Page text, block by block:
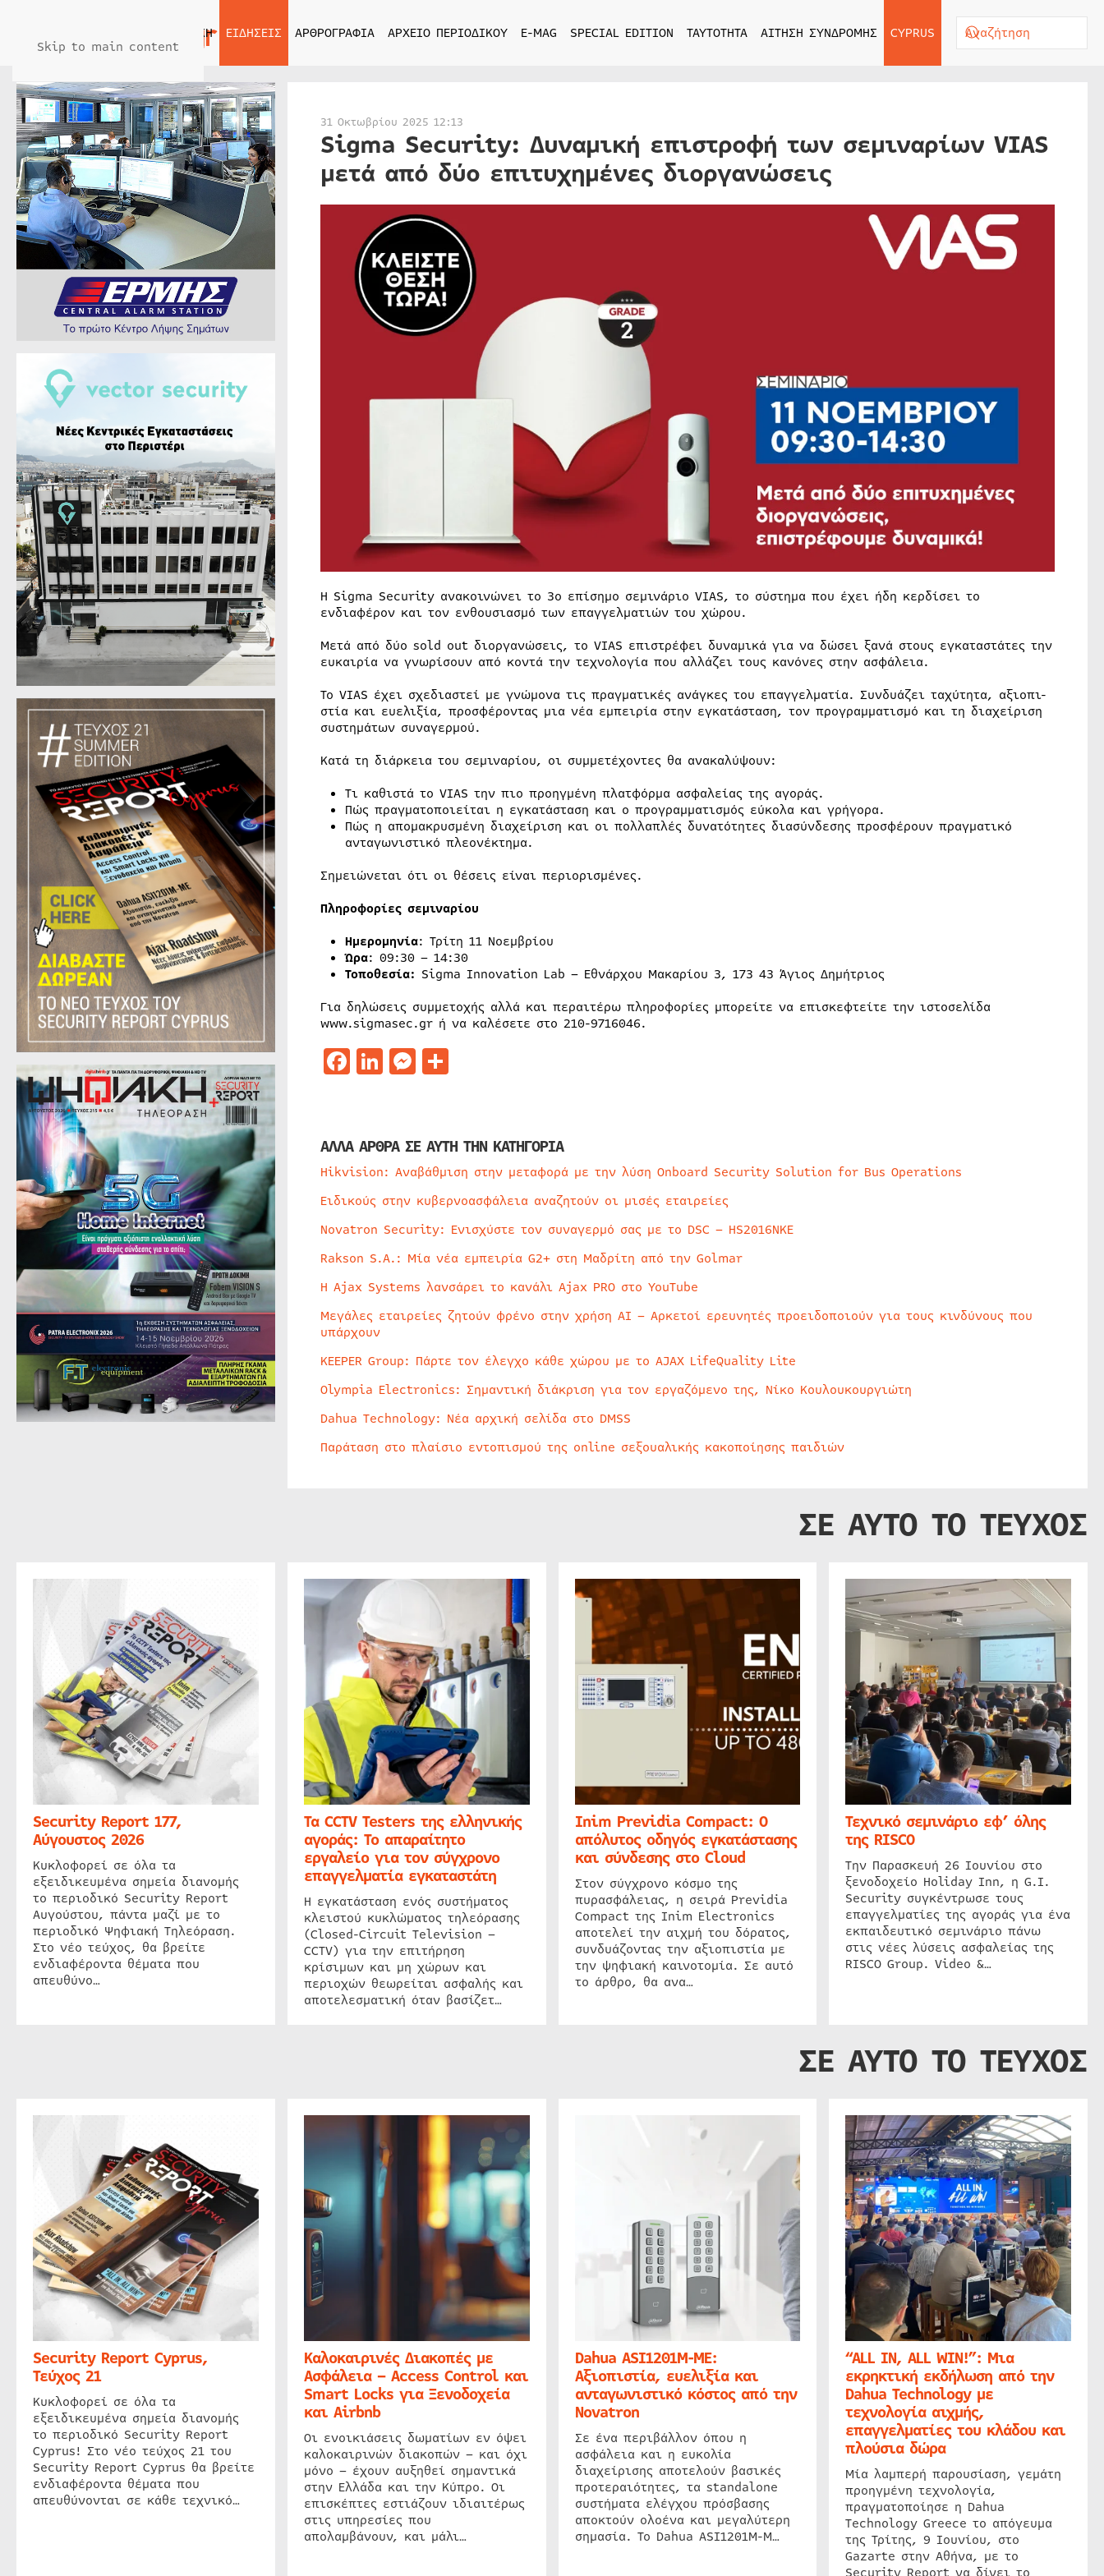
Skip to main content
ΑΡΧΙΚΗ ΕΙΔΗΣΕΙΣ ΑΡΘΡΟΓΡΑΦΙΑ ΑΡΧΕΙΟ ΠΕΡΙΟΔΙΚΟΥ E-MAG SPECIAL EDITION ΤΑΥΤΟΤΗΤΑ ΑΙΤΗΣΗ ΣΥΝΔΡΟΜΗΣ CYPRUS
31 Οκτωβρίου 2025 12:13
Sigma Security: Δυναμική επιστροφή των σεμιναρίων VIAS
μετά από δύο επιτυχημένες διοργανώσεις
Η Sigma Security ανακοινώνει το 3ο επίσημο σεμινάριο VIAS, το σύστημα που έχει ήδη κερδίσει το
ενδιαφέρον και τον ενθουσιασμό των επαγγελματιών του χώρου.
Μετά από δύο sold out διοργανώσεις, το VIAS επιστρέφει δυναμικά για να δώσει ξανά στους εγκαταστάτες την
ευκαιρία να γνωρίσουν από κοντά την τεχνολογία που αλλάζει τους κανόνες στην ασφάλεια.
Το VIAS έχει σχεδιαστεί με γνώμονα τις πραγματικές ανάγκες του επαγγελματία. Συνδυάζει ταχύτητα, αξιοπι-
στία και ευελιξία, προσφέροντας μια νέα εμπειρία στην εγκατάσταση, τον προγραμματισμό και τη διαχείριση
συστημάτων συναγερμού.
Κατά τη διάρκεια του σεμιναρίου, οι συμμετέχοντες θα ανακαλύψουν:
Τι καθιστά το VIAS την πιο προηγμένη πλατφόρμα ασφαλείας της αγοράς.
Πώς πραγματοποιείται η εγκατάσταση και ο προγραμματισμός εύκολα και γρήγορα.
Πώς η απομακρυσμένη διαχείριση και οι πολλαπλές δυνατότητες διασύνδεσης προσφέρουν πραγματικό
ανταγωνιστικό πλεονέκτημα.
Σημειώνεται ότι οι θέσεις είναι περιορισμένες.
Πληροφορίες σεμιναρίου
Ημερομηνία: Τρίτη 11 Νοεμβρίου
Ώρα: 09:30 – 14:30
Τοποθεσία: Sigma Innovation Lab – Εθνάρχου Μακαρίου 3, 173 43 Άγιος Δημήτριος
Για δηλώσεις συμμετοχής αλλά και περαιτέρω πληροφορίες μπορείτε να επισκεφτείτε την ιστοσελίδα
www.sigmasec.gr ή να καλέσετε στο 210-9716046.
Facebook
LinkedIn
Messenger
Μοιραστείτε
ΑΛΛΑ ΑΡΘΡΑ ΣΕ ΑΥΤΗ ΤΗΝ ΚΑΤΗΓΟΡΙΑ
Hikvision: Αναβάθμιση στην μεταφορά με την λύση Onboard Security Solution for Bus Operations
Ειδικούς στην κυβερνοασφάλεια αναζητούν οι μισές εταιρείες
Novatron Security: Ενισχύστε τον συναγερμό σας με το DSC – HS2016NKE
Rakson S.A.: Μία νέα εμπειρία G2+ στη Μαδρίτη από την Golmar
Η Ajax Systems λανσάρει το κανάλι Ajax PRO στο YouTube
Μεγάλες εταιρείες ζητούν φρένο στην χρήση AI – Αρκετοί ερευνητές προειδοποιούν για τους κινδύνους που
υπάρχουν
KEEPER Group: Πάρτε τον έλεγχο κάθε χώρου με το AJAX LifeQuality Lite
Olympia Electronics: Σημαντική διάκριση για τον εργαζόμενο της, Νίκο Κουλουκουργιώτη
Dahua Technology: Νέα αρχική σελίδα στο DMSS
Παράταση στο πλαίσιο εντοπισμού της online σεξουαλικής κακοποίησης παιδιών
ΣΕ ΑΥΤΟ ΤΟ ΤΕΥΧΟΣ
Security Report 177,
Αύγουστος 2026
Κυκλοφορεί σε όλα τα
εξειδικευμένα σημεία διανομής
το περιοδικό Security Report
Αυγούστου, πάντα μαζί με το
περιοδικό Ψηφιακή Τηλεόραση.
Στο νέο τεύχος, θα βρείτε
ενδιαφέροντα θέματα που
απευθύνο…
Τα CCTV Testers της ελληνικής
αγοράς: Το απαραίτητο
εργαλείο για τον σύγχρονο
επαγγελματία εγκαταστάτη
Η εγκατάσταση ενός συστήματος
κλειστού κυκλώματος τηλεόρασης
(Closed-Circuit Television –
CCTV) για την επιτήρηση
κρίσιμων και μη χώρων και
περιοχών θεωρείται ασφαλής και
αποτελεσματική όταν βασίζετ…
Inim Previdia Compact: Ο
απόλυτος οδηγός εγκατάστασης
και σύνδεσης στο Cloud
Στον σύγχρονο κόσμο της
πυρασφάλειας, η σειρά Previdia
Compact της Inim Electronics
αποτελεί την αιχμή του δόρατος,
συνδυάζοντας την αξιοπιστία με
την ψηφιακή καινοτομία. Σε αυτό
το άρθρο, θα ανα…
Τεχνικό σεμινάριο εφ’ όλης
της RISCO
Την Παρασκευή 26 Ιουνίου στο
ξενοδοχείο Holiday Inn, η G.I.
Security συγκέντρωσε τους
επαγγελματίες της αγοράς για ένα
εκπαιδευτικό σεμινάριο πάνω
στις νέες λύσεις ασφαλείας της
RISCO Group. Video &…
ΣΕ ΑΥΤΟ ΤΟ ΤΕΥΧΟΣ
Security Report Cyprus,
Τεύχος 21
Κυκλοφορεί σε όλα τα
εξειδικευμένα σημεία διανομής
το περιοδικό Security Report
Cyprus! Στο νέο τεύχος 21 του
Security Report Cyprus θα βρείτε
ενδιαφέροντα θέματα που
απευθύνονται σε κάθε τεχνικό…
Καλοκαιρινές Διακοπές με
Ασφάλεια – Access Control και
Smart Locks για Ξενοδοχεία
και Airbnb
Οι ενοικιάσεις δωματίων εν όψει
καλοκαιρινών διακοπών – και όχι
μόνο – έχουν αυξηθεί σημαντικά
στην Ελλάδα και την Κύπρο. Οι
επισκέπτες εστιάζουν ιδιαιτέρως
στις υπηρεσίες που
απολαμβάνουν, και μάλι…
Dahua ASI1201M-ME:
Αξιοπιστία, ευελιξία και
ανταγωνιστικό κόστος από την
Novatron
Σε ένα περιβάλλον όπου η
ασφάλεια και η ευκολία
διαχείρισης αποτελούν βασικές
προτεραιότητες, τα standalone
συστήματα ελέγχου πρόσβασης
αποκτούν ολοένα και μεγαλύτερη
σημασία. Το Dahua ASI1201M-M…
“ALL IN, ALL WIN!”: Μια
εκρηκτική εκδήλωση από την
Dahua Technology με
τεχνολογία αιχμής,
επαγγελματίες του κλάδου και
πλούσια δώρα
Μία λαμπερή παρουσίαση, γεμάτη
προηγμένη τεχνολογία,
πραγματοποίησε η Dahua
Technology Greece το απόγευμα
της Τρίτης, 9 Ιουνίου, στο
Gazarte στην Αθήνα, με το